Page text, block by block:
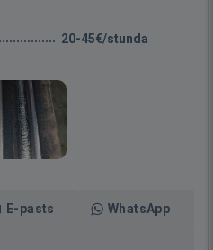
20-45€/stunda
E-pasts WhatsApp